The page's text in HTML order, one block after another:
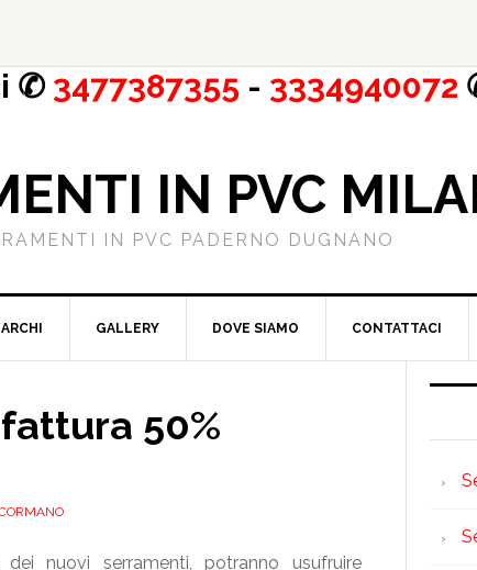
✆ 3477387355 - 3334940072
IN PVC
IN PVC PADERNO DUGNANO
GALLERY DOVE SIAMO CONTATTACI
50%
nuovi serramenti, potranno usufruire